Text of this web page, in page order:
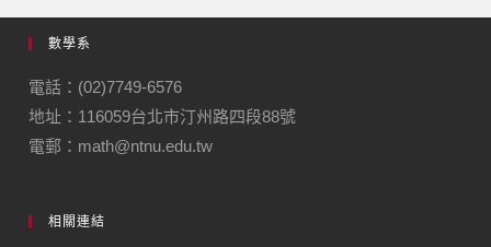
e
b
o
o
k
gr
m
數學系
電話：(02)7749-6576
地址：116059台北市汀州路四段88號
電郵：math@ntnu.edu.tw
相關連結